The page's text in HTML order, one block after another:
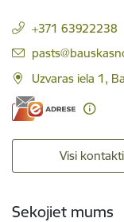
+371 63922238
E-pasts:
Uzvaras iela 1,
Visi kontakti
Sekojiet mums